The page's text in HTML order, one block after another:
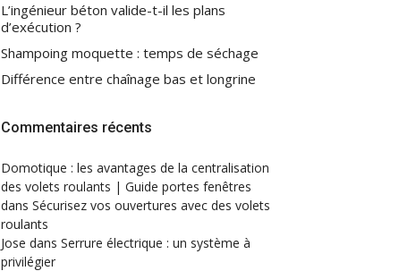
L’ingénieur béton valide-t-il les plans
d’exécution ?
Shampoing moquette : temps de séchage
Différence entre chaînage bas et longrine
Commentaires récents
Domotique : les avantages de la centralisation
des volets roulants | Guide portes fenêtres
dans Sécurisez vos ouvertures avec des volets
roulants
Jose dans Serrure électrique : un système à
privilégier